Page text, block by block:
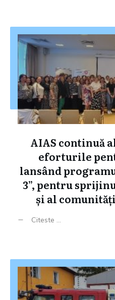
AIAS continuă
eforturile
lansând
3”, pentru
și al
Citeste ...